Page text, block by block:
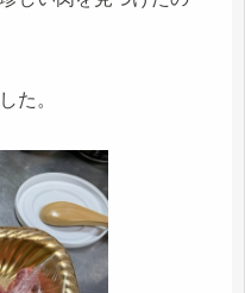
た。